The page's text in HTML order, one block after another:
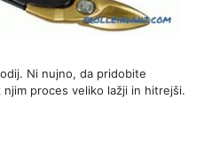
Ni nujno, da pridobite
proces veliko lažji in hitrejši.